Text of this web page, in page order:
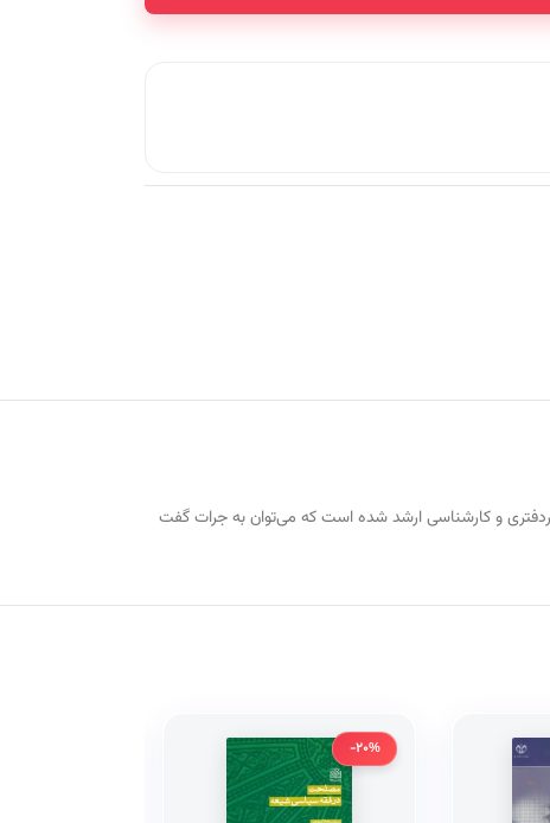
قضاوت و سردفتری و کارشناسی ارشد شده است که می‌توان به جرات گفت
-20%